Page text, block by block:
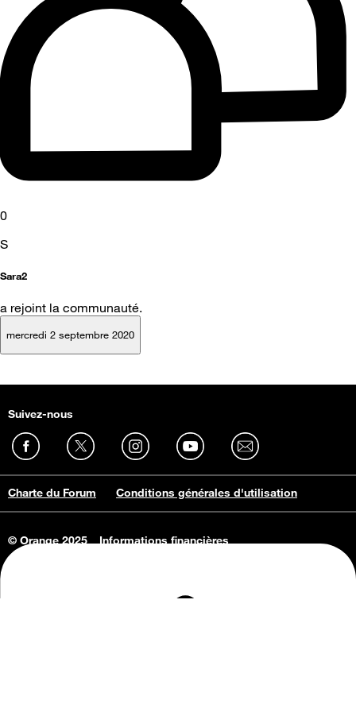
0
S
Sara2
a rejoint la communauté.
mercredi 2 septembre 2020
Suivez-nous
Charte du Forum Conditions générales d'utilisation
© Orange 2025
Informations financières